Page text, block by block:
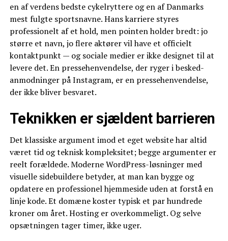
en af verdens bedste cykelryttere og en af Danmarks
mest fulgte sportsnavne. Hans karriere styres
professionelt af et hold, men pointen holder bredt: jo
større et navn, jo flere aktører vil have et officielt
kontaktpunkt — og sociale medier er ikke designet til at
levere det. En pressehenvendelse, der ryger i besked-
anmodninger på Instagram, er en pressehenvendelse,
der ikke bliver besvaret.
Teknikken er sjældent barrieren
Det klassiske argument imod et eget website har altid
været tid og teknisk kompleksitet; begge argumenter er
reelt forældede. Moderne WordPress-løsninger med
visuelle sidebuildere betyder, at man kan bygge og
opdatere en professionel hjemmeside uden at forstå en
linje kode. Et domæne koster typisk et par hundrede
kroner om året. Hosting er overkommeligt. Og selve
opsætningen tager timer, ikke uger.